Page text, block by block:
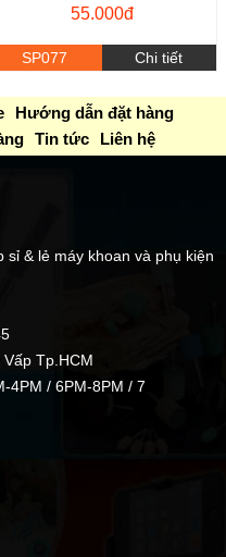
55.000đ
SP077 Chi tiết
Hướng dẫn đặt hàng
Tin tức Liên hệ
sỉ & lẻ máy khoan và phụ kiện
Tp.HCM
4PM / 6PM-8PM / 7